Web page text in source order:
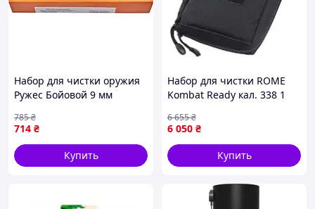
Набор для чистки оружия
Ружес Бойовой 9 мм
нейлоновый и бронзовый
ерши смазка [n-7293]
714 ₴
785₴
Купить
Набор для чистки ROME
Kombat Ready кал. 338 1
6 050 ₴
6 655₴
Купить